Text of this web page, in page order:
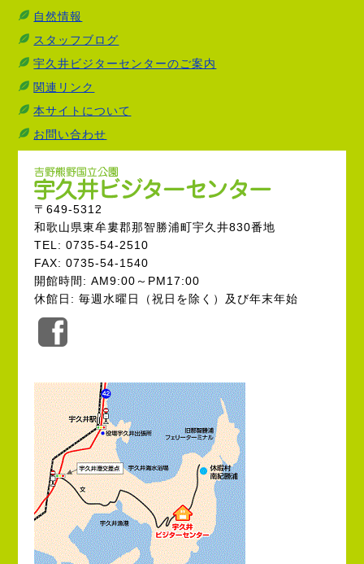
自然情報
スタッフブログ
宇久井ビジターセンターのご案内
関連リンク
本サイトについて
お問い合わせ
〒649-5312
和歌山県東牟婁郡那智勝浦町宇久井830番地
TEL: 0735-54-2510
FAX: 0735-54-1540
開館時間: AM9:00～PM17:00
休館日: 毎週水曜日（祝日を除く）及び年末年始
式
Facebook